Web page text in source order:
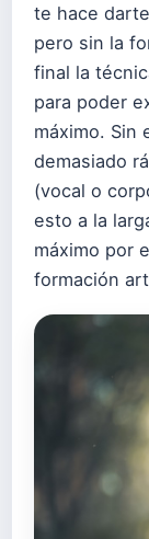
te hace
pero sin la
final la
para poder
máximo. Sin
demasiado
(vocal o
esto a la
máximo por
formación